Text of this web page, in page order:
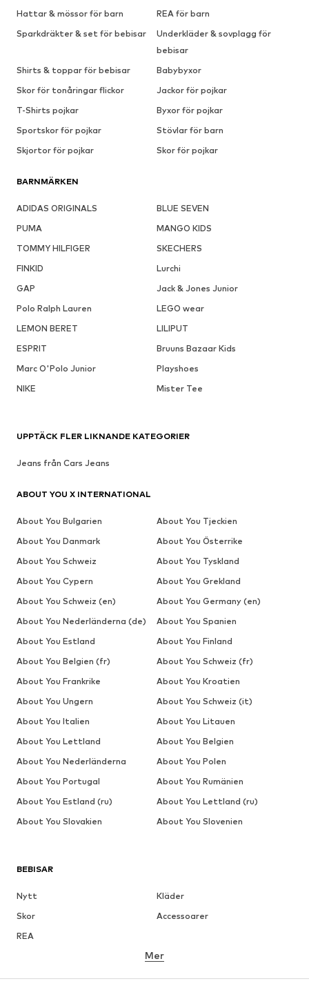
Hattar & mössor för barn
REA för barn
Sparkdräkter & set för bebisar
Underkläder & sovplagg för
bebisar
Shirts & toppar för bebisar
Babybyxor
Skor för tonåringar flickor
Jackor för pojkar
T-Shirts pojkar
Byxor för pojkar
Sportskor för pojkar
Stövlar för barn
Skjortor för pojkar
Skor för pojkar
BARNMÄRKEN
ADIDAS ORIGINALS
BLUE SEVEN
PUMA
MANGO KIDS
TOMMY HILFIGER
SKECHERS
FINKID
Lurchi
GAP
Jack & Jones Junior
Polo Ralph Lauren
LEGO wear
LEMON BERET
LILIPUT
ESPRIT
Bruuns Bazaar Kids
Marc O'Polo Junior
Playshoes
NIKE
Mister Tee
BEBISAR
Nytt
Kläder
Skor
Accessoarer
REA
Mer
UPPTÄCK FLER LIKNANDE KATEGORIER
Jeans från Cars Jeans
ABOUT YOU X INTERNATIONAL
About You Bulgarien
About You Tjeckien
About You Danmark
About You Österrike
About You Schweiz
About You Tyskland
About You Cypern
About You Grekland
About You Schweiz (en)
About You Germany (en)
About You Nederländerna (de)
About You Spanien
About You Estland
About You Finland
About You Belgien (fr)
About You Schweiz (fr)
About You Frankrike
About You Kroatien
About You Ungern
About You Schweiz (it)
About You Italien
About You Litauen
About You Lettland
About You Belgien
About You Nederländerna
About You Polen
About You Portugal
About You Rumänien
About You Estland (ru)
About You Lettland (ru)
About You Slovakien
About You Slovenien